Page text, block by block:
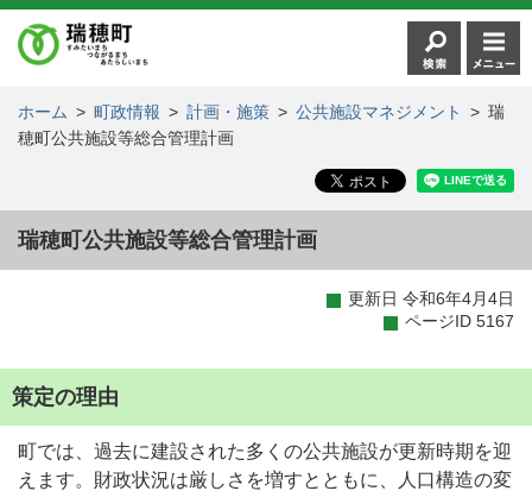
ホーム > 町政情報 > 計画・施策 > 公共施設マネジメント > 瑞
穂町公共施設等総合管理計画
瑞穂町公共施設等総合管理計画
更新日 令和6年4月4日
ページID 5167
策定の理由
町では、過去に建設された多くの公共施設が更新時期を迎
えます。財政状況は厳しさを増すとともに、人口構造の変